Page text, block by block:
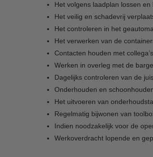
Het volgens laadplan lossen
Het veilig en schadevrij
Het controleren in het
Het verwerken van de
Contacten houden met
Werken in overleg met de
Dagelijks controleren van de
Onderhouden en
Het uitvoeren van
Regelmatig bijwonen van
Indien noodzakelijk voor de
Werkoverdracht lopende en